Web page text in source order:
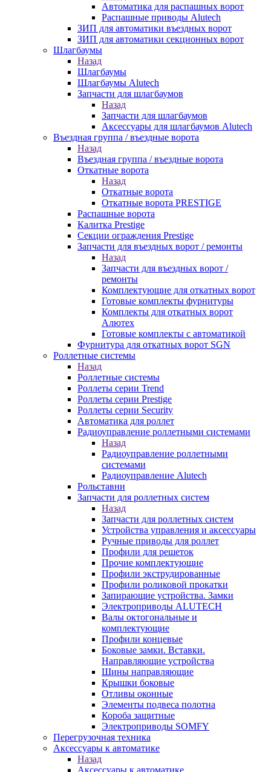
Автоматика для распашных ворот
Распашные приводы Alutech
ЗИП для автоматики въездных ворот
ЗИП для автоматики секционных ворот
Шлагбаумы
Назад
Шлагбаумы
Шлагбаумы Alutech
Запчасти для шлагбаумов
Назад
Запчасти для шлагбаумов
Аксессуары для шлагбаумов Alutech
Въездная группа / въездные ворота
Назад
Въездная группа / въездные ворота
Откатные ворота
Назад
Откатные ворота
Откатные ворота PRESTIGE
Распашные ворота
Калитка Prestige
Секции ограждения Prestige
Запчасти для въездных ворот / ремонты
Назад
Запчасти для въездных ворот /
ремонты
Комплектующие для откатных ворот
Готовые комплекты фурнитуры
Комплекты для откатных ворот
Алютех
Готовые комплекты с автоматикой
Фурнитура для откатных ворот SGN
Роллетные системы
Назад
Роллетные системы
Роллеты серии Trend
Роллеты серии Prestige
Роллеты серии Security
Автоматика для роллет
Радиоуправление роллетными системами
Назад
Радиоуправление роллетными
системами
Радиоуправление Alutech
Рольставни
Запчасти для роллетных систем
Назад
Запчасти для роллетных систем
Устройства управления и аксессуары
Ручные приводы для роллет
Профили для решеток
Прочие комплектующие
Профили экструдированные
Профили роликовой прокатки
Запирающие устройства. Замки
Электроприводы ALUTECH
Валы октогональные и
комплектующие
Профили концевые
Боковые замки. Вставки.
Направляющие устройства
Шины направляющие
Крышки боковые
Отливы оконные
Элементы подвеса полотна
Короба защитные
Электроприводы SOMFY
Перегрузочная техника
Аксессуары к автоматике
Назад
Аксессуары к автоматике